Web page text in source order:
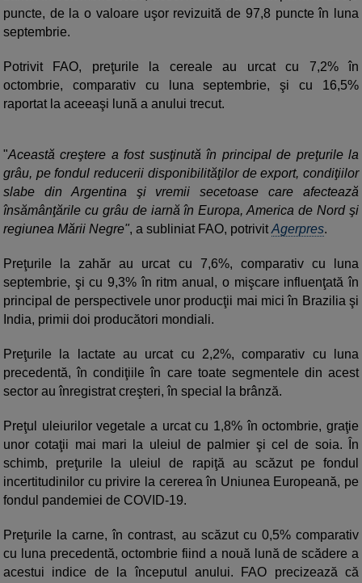
puncte, de la o valoare uşor revizuită de 97,8 puncte în luna
septembrie.
Potrivit FAO, preţurile la cereale au urcat cu 7,2% în
octombrie, comparativ cu luna septembrie, şi cu 16,5%
raportat la aceeaşi lună a anului trecut.
"Această creştere a fost susţinută în principal de preţurile la
grâu, pe fondul reducerii disponibilităţilor de export, condiţiilor
slabe din Argentina şi vremii secetoase care afectează
însămânţările cu grâu de iarnă în Europa, America de Nord şi
regiunea Mării Negre", a subliniat FAO, potrivitAgerpres.
Preţurile la zahăr au urcat cu 7,6%, comparativ cu luna
septembrie, şi cu 9,3% în ritm anual, o mişcare influenţată în
principal de perspectivele unor producţii mai mici în Brazilia şi
India, primii doi producători mondiali.
Preţurile la lactate au urcat cu 2,2%, comparativ cu luna
precedentă, în condiţiile în care toate segmentele din acest
sector au înregistrat creşteri, în special la brânză.
Preţul uleiurilor vegetale a urcat cu 1,8% în octombrie, graţie
unor cotaţii mai mari la uleiul de palmier şi cel de soia. În
schimb, preţurile la uleiul de rapiţă au scăzut pe fondul
incertitudinilor cu privire la cererea în Uniunea Europeană, pe
fondul pandemiei de COVID-19.
Preţurile la carne, în contrast, au scăzut cu 0,5% comparativ
cu luna precedentă, octombrie fiind a nouă lună de scădere a
acestui indice de la începutul anului. FAO precizează că